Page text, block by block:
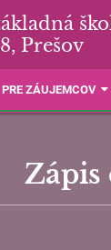
Prešov
PRE ZÁUJEMCOV
Zápis